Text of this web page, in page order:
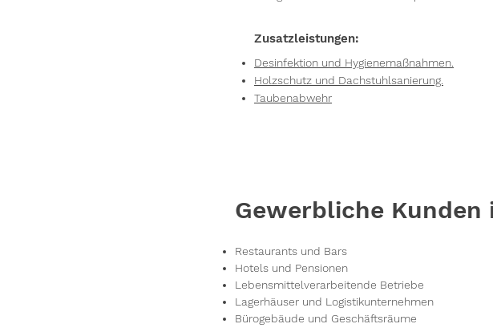
Zusatzleistungen:
Desinfektion und Hygienemaßnahmen.
Holzschutz und Dachstuhlsanierung.
Taubenabwehr
Gewerbliche Kunden
Restaurants und Bars
Hotels und Pensionen
Lebensmittelverarbeitende Betriebe
Lagerhäuser und Logistikunternehmen
Bürogebäude und Geschäftsräume